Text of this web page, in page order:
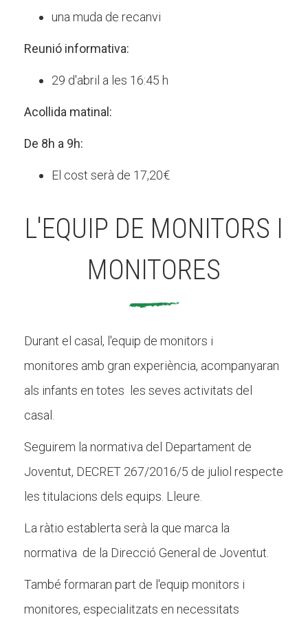
una muda de recanvi
Reunió informativa:
29 d'abril a les 16:45 h
Acollida matinal:
De 8h a 9h:
El cost serà de 17,20€
L'EQUIP DE MONITORS I
MONITORES
Durant el casal, l'equip de monitors i
monitores amb gran experiència, acompanyaran
als infants en totes les seves activitats del
casal.
Seguirem la normativa del Departament de
Joventut, DECRET 267/2016/5 de juliol respecte
les titulacions dels equips. Lleure.
La ràtio establerta serà la que marca la
normativa de la Direcció General de Joventut.
També formaran part de l'equip monitors i
monitores, especialitzats en necessitats